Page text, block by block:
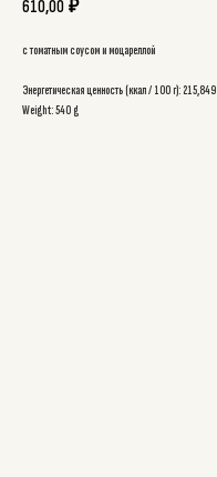
610,00 ₽
с томатным соусом и моцареллой
Энергетическая ценность (ккал / 100 г): 215,849
Weight: 540 g